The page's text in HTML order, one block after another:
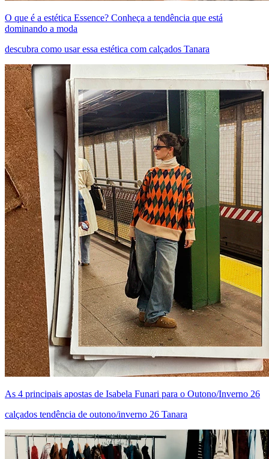
O que é a estética Essence? Conheça a tendência que está
dominando a moda
descubra como usar essa estética com calçados Tanara
As 4 principais apostas de Isabela Funari para o Outono/Inverno 26
calçados tendência de outono/inverno 26 Tanara